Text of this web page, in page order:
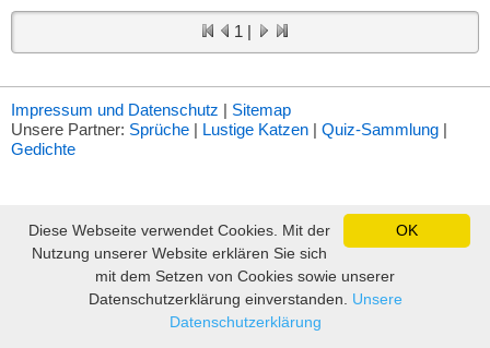
1 |
Impressum und Datenschutz | Sitemap
Unsere Partner: Sprüche | Lustige Katzen | Quiz-Sammlung |
Gedichte
OK
Diese Webseite verwendet Cookies. Mit der
Nutzung unserer Website erklären Sie sich
mit dem Setzen von Cookies sowie unserer
Datenschutzerklärung einverstanden. Unsere
Datenschutzerklärung